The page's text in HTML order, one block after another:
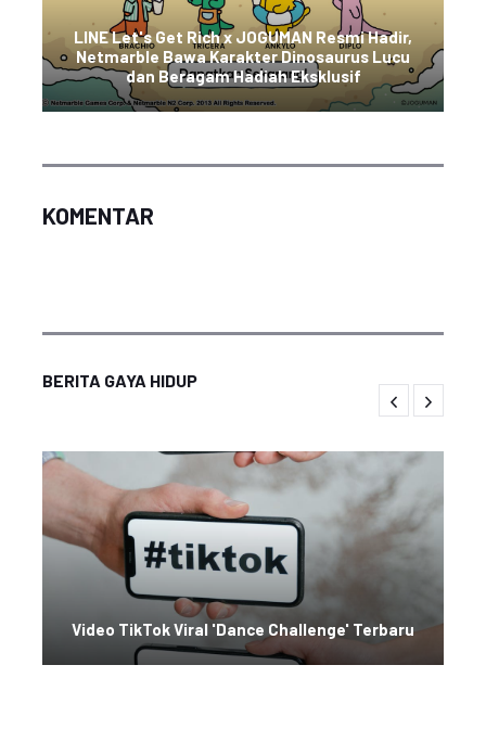
LINE Let's Get Rich x JOGUMAN Resmi Hadir,
Netmarble Bawa Karakter Dinosaurus Lucu
dan Beragam Hadiah Eksklusif
KOMENTAR
BERITA GAYA HIDUP
Video TikTok Viral 'Dance Challenge' Terbaru